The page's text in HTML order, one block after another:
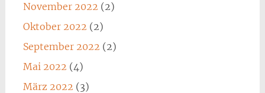
November 2022 (2)
Oktober 2022 (2)
September 2022 (2)
Mai 2022 (4)
März 2022 (3)